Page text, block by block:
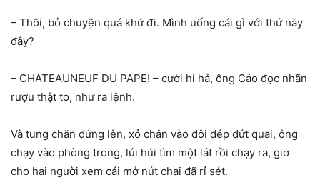
– Thôi, bỏ chuyện quá khứ đi. Mình uống cái gì với thứ này
đây?
– CHATEAUNEUF DU PAPE! – cười hỉ hả, ông Cảo đọc nhãn
rượu thật to, như ra lệnh.
Và tung chăn đứng lên, xỏ chân vào đôi dép đứt quai, ông
chạy vào phòng trong, lúi húi tìm một lát rồi chạy ra, giơ
cho hai người xem cái mở nút chai đã rỉ sét.